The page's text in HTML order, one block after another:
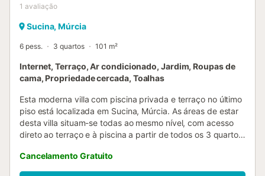
1 avaliação
Sucina, Múrcia
6 pess. 3 quartos 101 m²
Internet, Terraço, Ar condicionado, Jardim, Roupas de
cama, Propriedade cercada, Toalhas
Esta moderna villa com piscina privada e terraço no último
piso está localizada em Sucina, Múrcia. As áreas de estar
desta villa situam-se todas ao mesmo nível, com acesso
direto ao terraço e à piscina a partir de todos os 3 quartos
uma ampla sala de estar e cozinha em plano aberto. Uma
das grandes características desta villa é o espaço exterior,
Cancelamento Gratuito